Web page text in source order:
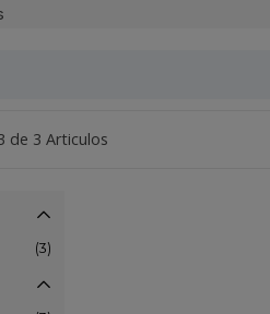
de 3 Articulos
(3)